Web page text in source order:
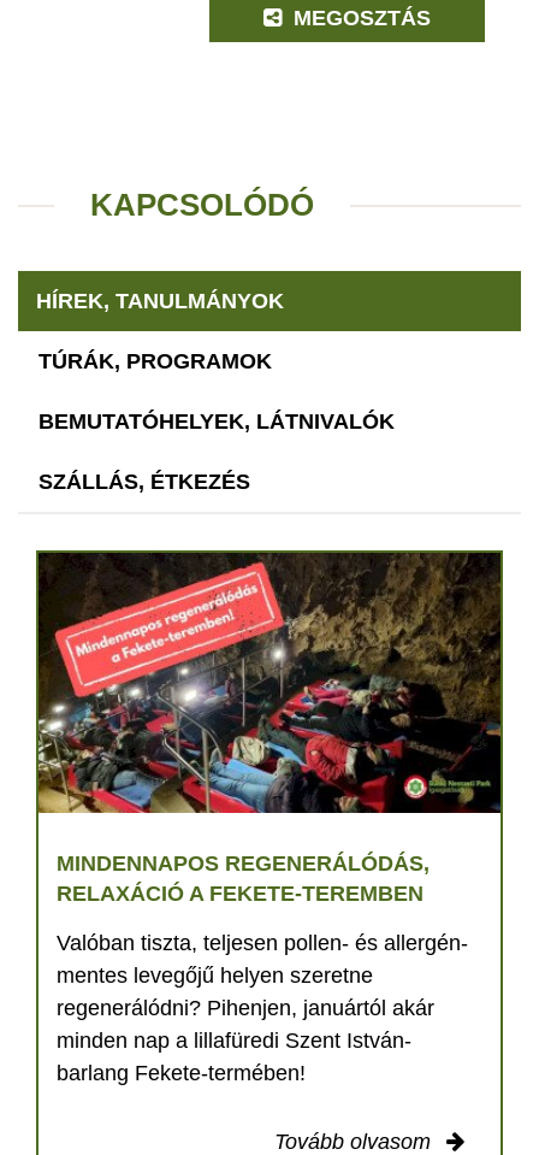
MEGOSZTÁS
KAPCSOLÓDÓ
HÍREK, TANULMÁNYOK
TÚRÁK, PROGRAMOK
BEMUTATÓHELYEK, LÁTNIVALÓK
SZÁLLÁS, ÉTKEZÉS
MINDENNAPOS REGENERÁLÓDÁS,
RELAXÁCIÓ A FEKETE-TEREMBEN
Valóban tiszta, teljesen pollen- és allergén-
mentes levegőjű helyen szeretne
regenerálódni? Pihenjen, januártól akár
minden nap a lillafüredi Szent István-
barlang Fekete-termében!
Tovább olvasom